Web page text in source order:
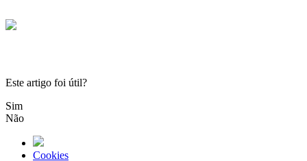
Este artigo foi útil?
Sim
Não
Cookies